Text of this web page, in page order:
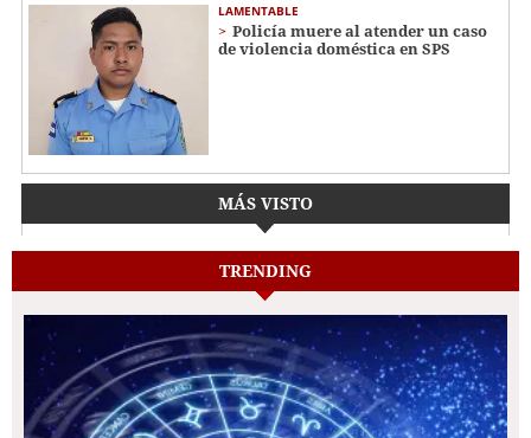
LAMENTABLE
Policía muere al atender un caso
de violencia doméstica en SPS
MÁS VISTO
TRENDING